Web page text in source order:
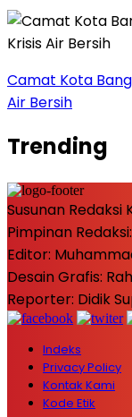
Camat Kota
Air Bersih
Trending
Susunan Redaksi
Pimpinan
Editor:
Desain Grafis:
Reporter: Didik
Indeks
Privacy Policy
Kontak Kami
Kode Etik